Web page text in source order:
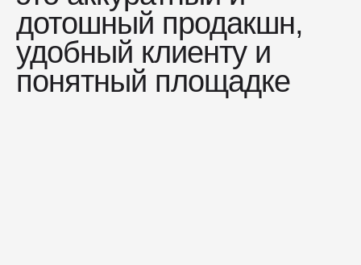
дотошный продакшн,
удобный клиенту и
понятный площадке